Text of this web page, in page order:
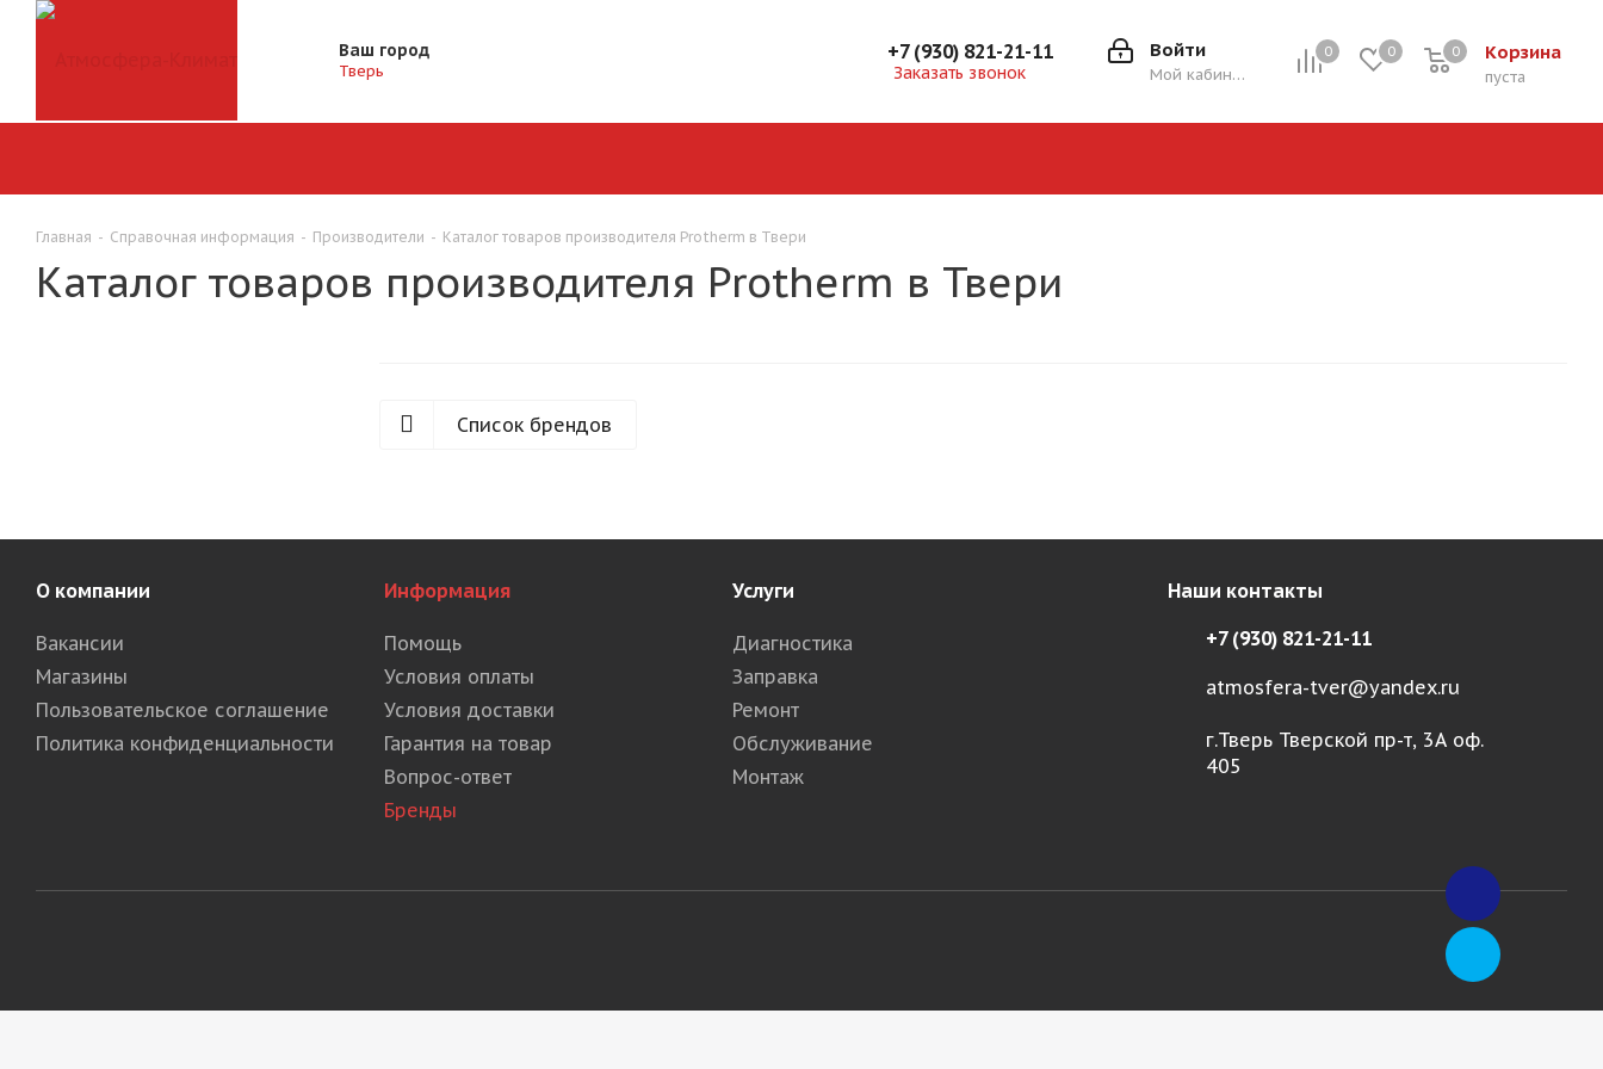
Ваш город
Тверь
0 0 Корзина
0
пуста
0
Войти
Мой кабинет
+7 (930) 821-21-11
Заказать звонок
Главная - Справочная информация - Производители - Каталог товаров производителя Protherm в Твери
Каталог товаров производителя Protherm в Твери
Список брендов
О компании
Вакансии
Магазины
Пользовательское соглашение
Политика конфиденциальности
Информация
Помощь
Условия оплаты
Условия доставки
Гарантия на товар
Вопрос-ответ
Бренды
Услуги
Диагностика
Заправка
Ремонт
Обслуживание
Монтаж
Наши контакты
+7 (930) 821-21-11
atmosfera-tver@yandex.ru
г.Тверь Тверской пр-т, 3А оф.
405